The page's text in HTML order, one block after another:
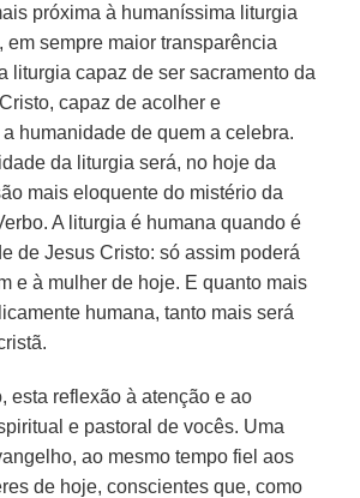
próxima à humaníssima liturgia
em sempre maior transparência
liturgia capaz de ser sacramento da
capaz de acolher e
humanidade de quem a celebra.
da liturgia será, no hoje da
mais eloquente do mistério da
A liturgia é humana quando é
de Jesus Cristo: só assim poderá
e à mulher de hoje. E quanto mais
humana, tanto mais será
esta reflexão à atenção e ao
e pastoral de vocês. Uma
ao mesmo tempo fiel aos
de hoje, conscientes que, como